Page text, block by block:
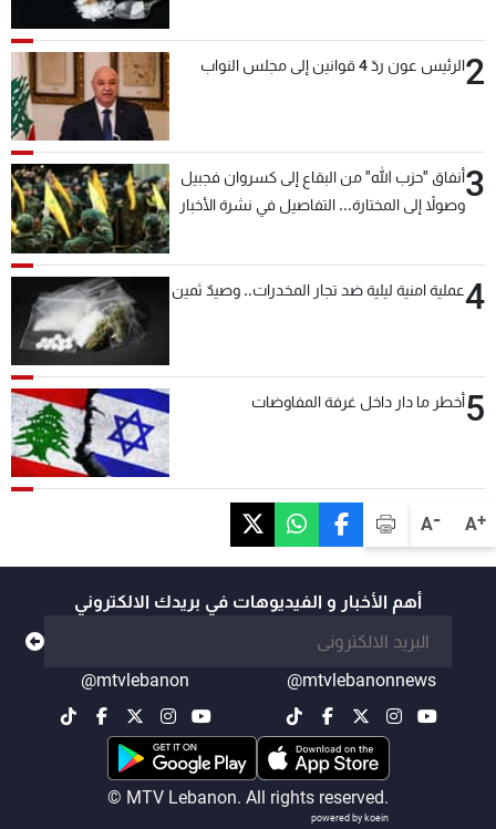
A+
A-
2الرئيس عون ردّ 4 قوانين إلى مجلس النواب
3أنفاق "حزب الله" من البقاع إلى كسروان فجبيل
وصولاً إلى المختارة... التفاصيل في نشرة الأخبار
4عملية امنية ليلية ضد تجار المخدرات.. وصيدٌ ثمين
5أخطر ما دار داخل غرفة المفاوضات
أهم الأخبار و الفيديوهات في بريدك الالكتروني
@mtvlebanonnews
@mtvlebanon
© MTV Lebanon. All rights reserved.
powered by koein